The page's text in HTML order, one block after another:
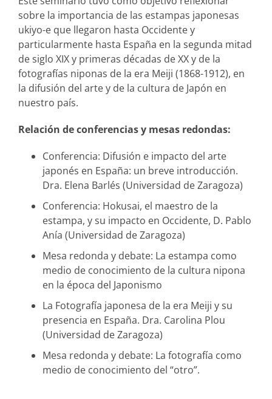
sobre la importancia de las estampas japonesas
ukiyo-e que llegaron hasta Occidente y
particularmente hasta España en la segunda mitad
de siglo XIX y primeras décadas de XX y de la
fotografías niponas de la era Meiji (1868-1912), en
la difusión del arte y de la cultura de Japón en
nuestro país.
Relación de conferencias y mesas redondas:
Conferencia: Difusión e impacto del arte
japonés en España: un breve introducción.
Dra. Elena Barlés (Universidad de Zaragoza)
Conferencia: Hokusai, el maestro de la
estampa, y su impacto en Occidente, D. Pablo
Anía (Universidad de Zaragoza)
Mesa redonda y debate: La estampa como
medio de conocimiento de la cultura nipona
en la época del Japonismo
La Fotografía japonesa de la era Meiji y su
presencia en España. Dra. Carolina Plou
(Universidad de Zaragoza)
Mesa redonda y debate: La fotografía como
medio de conocimiento del “otro”.